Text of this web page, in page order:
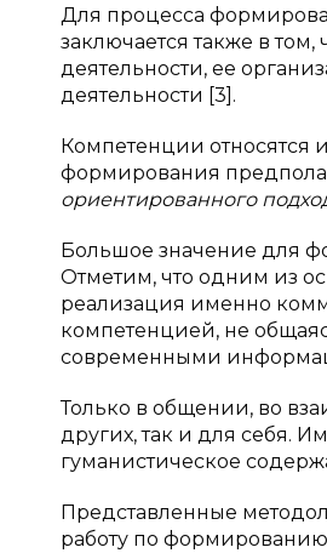
Для процесса
заключается также в
деятельности, ее
деятельности [3].
Компетенции относятся
формирования
ориентированного
Большое значение для
Отметим, что одним из
реализация именно
компетенцией, не
современными
Только в общении, во
других, так и для себя.
гуманистическое
Представленные
работу по